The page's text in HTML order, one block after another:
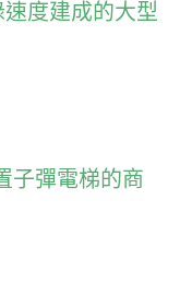
度建成的大型
子彈電梯的商